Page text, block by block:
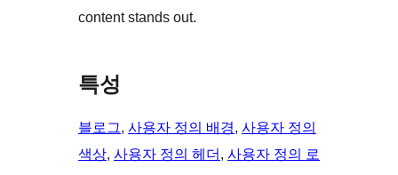
content stands out.
특성
블로그, 사용자 정의 배경, 사용자 정의
색상, 사용자 정의 헤더 , 사용자 정의 로